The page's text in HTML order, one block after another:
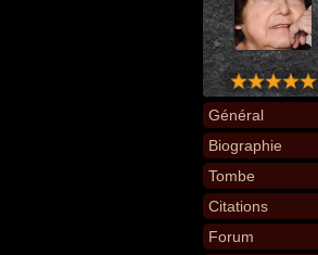
Général
Biographie
Tombe
Citations
Forum